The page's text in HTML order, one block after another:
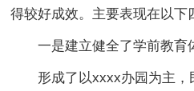
得较好成效。主要表现在以下
一是建立健全了学前教育
形成了以xxxx办园为主，